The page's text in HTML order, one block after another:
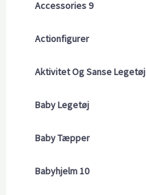
Accessories 9
Actionfigurer
Aktivitet Og Sanse Legetøj
Baby Legetøj
Baby Tæpper
Babyhjelm 10